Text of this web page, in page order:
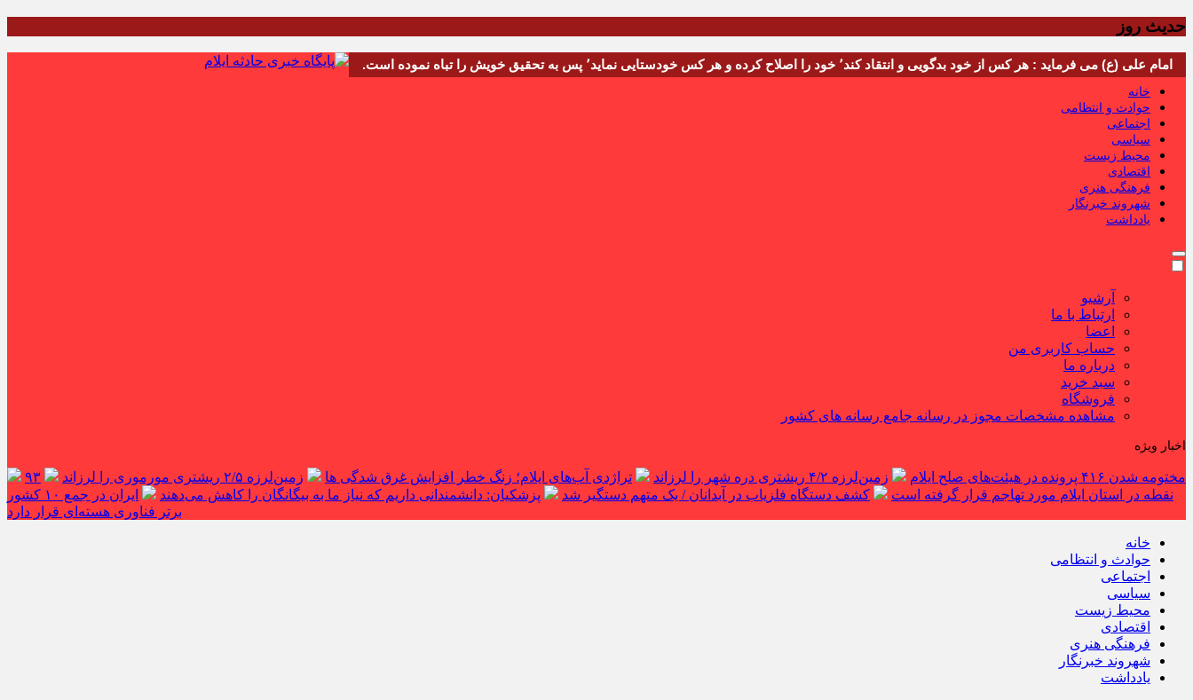
حدیث روز
امام علی (ع) می فرماید : هر کس از خود بدگویی و انتقاد کند٬ خود را اصلاح کرده و هر کس خودستایی نماید٬ پس به تحقیق خویش را تباه نموده است.
خانه
حوادث و انتظامی
اجتماعی
سیاسی
محیط زیست
اقتصادی
فرهنگی هنری
شهروند خبرنگار
یادداشت
آرشیو
ارتباط با ما
اعضا
حساب کاربری من
درباره ما
سبد خرید
فروشگاه
مشاهده مشخصات مجوز در رسانه جامع رسانه های کشور
اخبار ویژه
مختومه شدن ۴۱۶ پرونده در هیئت‌های صلح ایلام زمین‌لرزه ۴/۲ ریشتری دره شهر را لرزاند تراژدی آب‌های ایلام؛ زنگ خطر افزایش غرق شدگی ها زمین‌لرزه ۲/۵ ریشتری مورموری را لرزاند
۹۳
نقطه در استان ایلام مورد تهاجم قرار گرفته است
کشف دستگاه فلزیاب در آبدانان / یک متهم دستگیر شد پزشکیان: دانشمندانی داریم که نیاز ما به بیگانگان را کاهش می‌دهند
ایران در جمع ۱۰ کشور
برتر فناوری هسته‌ای قرار دارد
خانه
حوادث و انتظامی
اجتماعی
سیاسی
محیط زیست
اقتصادی
فرهنگی هنری
شهروند خبرنگار
یادداشت